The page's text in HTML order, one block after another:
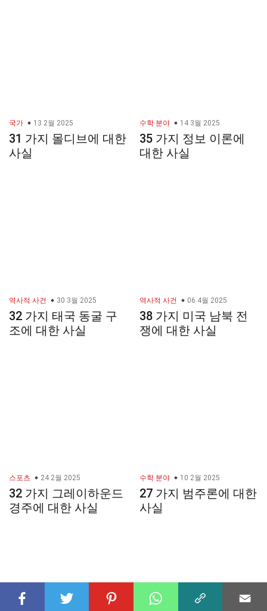
국가 13 2월 2025
31 가지 몰디브에 대한
사실
수학 분야 14 3월 2025
35 가지 정보 이론에
대한 사실
역사적 사건 30 3월 2025
32 가지 태국 동굴 구
조에 대한 사실
역사적 사건 06 4월 2025
38 가지 미국 남북 전
쟁에 대한 사실
스포츠 24 2월 2025
32 가지 그레이하운드
경주에 대한 사실
수학 분야 10 2월 2025
27 가지 범주론에 대한
사실